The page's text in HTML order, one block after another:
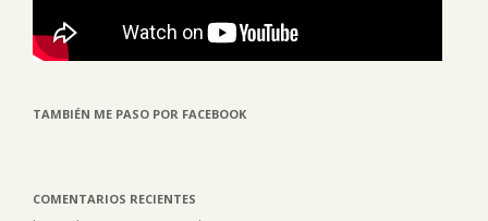
TAMBIÉN ME PASO POR FACEBOOK
COMENTARIOS RECIENTES